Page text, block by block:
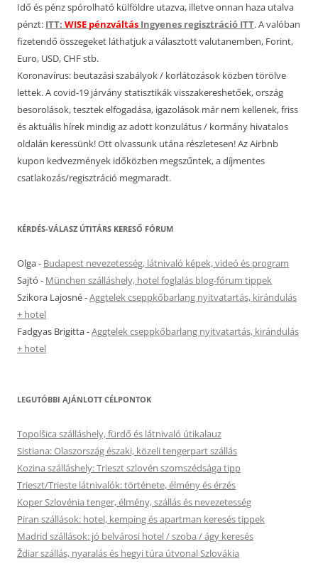
Idő és pénz spórolható külföldre utazva, illetve onnan haza utalva
pénzt: ITT: WISE pénzváltás Ingyenes regisztráció ITT. A valóban
fizetendő összegeket láthatjuk a választott valutanemben, Forint,
Euro, USD, CHF stb.
Koronavírus: beutazási szabályok / korlátozások közben törölve
lettek. A covid-19 járvány statisztikák visszakereshetőek, ország
besorolások, tesztek elfogadása, igazolások már nem kellenek, friss
és aktuális hírek mindig az adott konzulátus / kormány hivatalos
oldalán keressünk! Ott olvassunk utána részletesen! Az Airbnb
kupon kedvezmények időközben megszűntek, a díjmentes
csatlakozás/regisztráció megmaradt.
KÉRDÉS-VÁLASZ ÚTITÁRS KERESŐ FÓRUM
Olga- Budapest nevezetesség, látnivaló képek, videó és program
Sajtó - München szálláshely, hotel foglalás blog-fórum tippek
Szikora Lajosné-Aggtelek cseppkőbarlang nyitvatartás, kirándulás
+ hotel
Fadgyas Brigitta-Aggtelek cseppkőbarlang nyitvatartás, kirándulás
+ hotel
LEGUTÓBBI AJÁNLOTT CÉLPONTOK
Topolšica szálláshely, fürdő és látnivaló útikalauz
Sistiana: Olaszország északi, közeli tengerpart szállás
Kozina szálláshely: Trieszt szlovén szomszédsága tipp
Trieszt/Trieste látnivalók: története, élmény és érzés
Koper Szlovénia tenger, élmény, szállás és nevezetesség
Piran szállások: hotel, kemping és apartman keresés tippek
Madrid szállások: jó belvárosi hotel / szoba / ágy keresés
Ždiar szállás, nyaralás és hegyi túra útvonal Szlovákia